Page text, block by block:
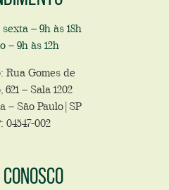
– 9h às 18h
– 9h às 12h
Rua Gomes de
– Sala 1202
– São Paulo|SP
04547-002